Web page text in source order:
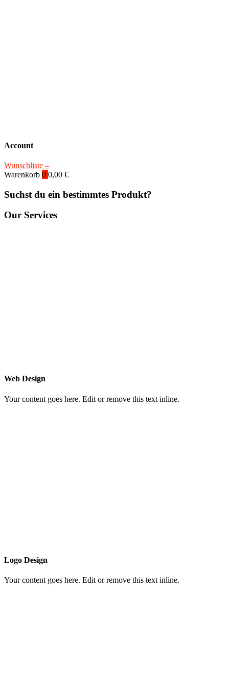
Account
Wunschliste –
Warenkorb 0 0,00 €
Suchst du ein bestimmtes Produkt?
Our Services
Web Design
Your content goes here. Edit or remove this text inline.
Logo Design
Your content goes here. Edit or remove this text inline.